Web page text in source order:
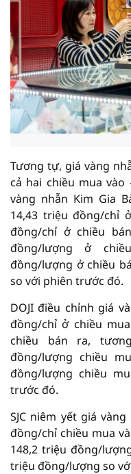
Tương tự, giá vàng
cả hai chiều mua vào
vàng nhẫn Kim Gia
14,43 triệu đồng/chỉ
đồng/chỉ ở chiều
đồng/lượng ở
đồng/lượng ở chiều
so với phiên trước đó.
DOJI điều chỉnh giá
đồng/chỉ ở chiều
chiều bán ra,
đồng/lượng chiều
đồng/lượng chiều
trước đó.
SJC niêm yết giá
đồng/chỉ chiều mua
148,2 triệu đồng/
triệu đồng/lượng so